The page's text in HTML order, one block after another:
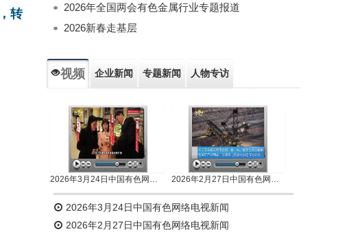
转
2026年全国两会有色金属行业专题报道
2026新春走基层
视频 企业新闻 专题新闻 人物专访
2026年3月24日中国有色网络电视新闻 2026年2月27日中国有色网络电视新闻
2026年3月24日中国有色网络电视新闻
2026年2月27日中国有色网络电视新闻